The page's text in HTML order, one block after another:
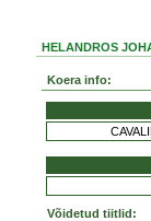
HELANDROS
Koera info:
Võidetud tiitlid: